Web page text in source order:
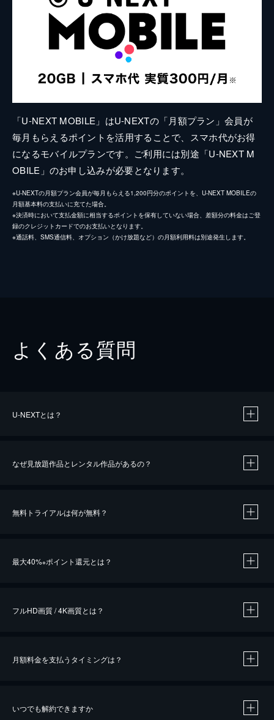
「U-NEXT MOBILE」はU-NEXTの「月額プラン」会員が
毎月もらえるポイントを活用することで、スマホ代がお得
になるモバイルプランです。ご利用には別途「U-NEXT M
OBILE」のお申し込みが必要となります。
※U-NEXTの月額プラン会員が毎月もらえる1,200円分のポイントを、U-NEXT MOBILEの
月額基本料の支払いに充てた場合。
※決済時において支払金額に相当するポイントを保有していない場合、差額分の料金はご登
録のクレジットカードでのお支払いとなります。
※通話料、SMS通信料、オプション（かけ放題など）の月額利用料は別途発生します。
よくある質問
U-NEXTとは？
なぜ見放題作品とレンタル作品があるの？
無料トライアルは何が無料？
最大40%※ポイント還元とは？
※40％ポイント還元の対象は、クレジットカード決済による作品の購入 / レンタルです。
フルHD画質 / 4K画質とは？
月額料金を支払うタイミングは？
いつでも解約できますか